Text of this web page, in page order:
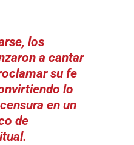
los
a cantar
su fe
lo
en un
de